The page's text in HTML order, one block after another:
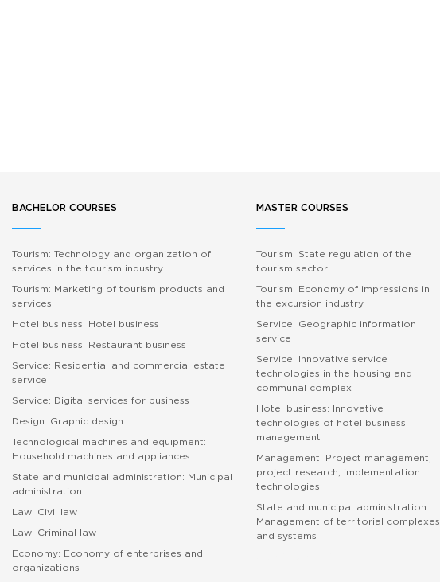
BACHELOR COURSES
Tourism: Technology and organization of
services in the tourism industry
Tourism: Marketing of tourism products and
services
Hotel business: Hotel business
Hotel business: Restaurant business
Service: Residential and commercial estate
service
Service: Digital services for business
Design: Graphic design
Technological machines and equipment:
Household machines and appliances
State and municipal administration: Municipal
administration
Law: Civil law
Law: Criminal law
Economy: Economy of enterprises and
organizations
MASTER COURSES
Tourism: State regulation of the
tourism sector
Tourism: Economy of impressions in
the excursion industry
Service: Geographic information
service
Service: Innovative service
technologies in the housing and
communal complex
Hotel business: Innovative
technologies of hotel business
management
Management: Project management,
project research, implementation
technologies
State and municipal administration:
Management of territorial complexes
and systems